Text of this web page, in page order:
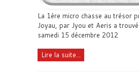
La 1ère micro chasse au trésor
Joyau, par Jyou et Aeris a
samedi 15 décembre 2012
Lire la suite...